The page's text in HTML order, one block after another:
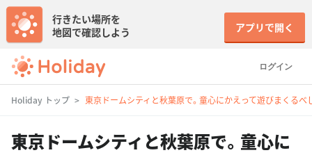
ログイン
行きたい場所を
地図で確認しよう
アプリで開く
Holiday トップ 東京ドームシティと秋葉原で。童心にかえって遊びまくるべ
東京ドームシティと秋葉原で。童心に